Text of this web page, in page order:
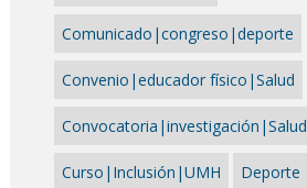
Comunicado|congreso|deporte
Convenio|educador físico|Salud
Convocatoria|investigación|Salud
Curso|Inclusión|UMH Deporte